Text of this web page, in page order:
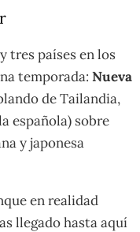
tres países en los
temporada:Nueva
de Tailandia,
española) sobre
y japonesa
en realidad
llegado hasta aquí